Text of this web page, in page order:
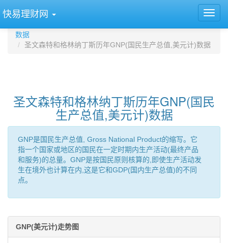
快易理财网
数据
圣文森特和格林纳丁斯历年GNP(国民生产总值,美元计)数据
圣文森特和格林纳丁斯历年GNP(国民
生产总值,美元计)数据
GNP是国民生产总值, Gross National Product的缩写。它
指一个国家或地区的国民在一定时期内生产活动(最终产品
和服务)的总量。GNP是按国民原则核算的,即使生产活动发
生在境外也计算在内,这是它和GDP(国内生产总值)的不同
点。
GNP(美元计)走势图